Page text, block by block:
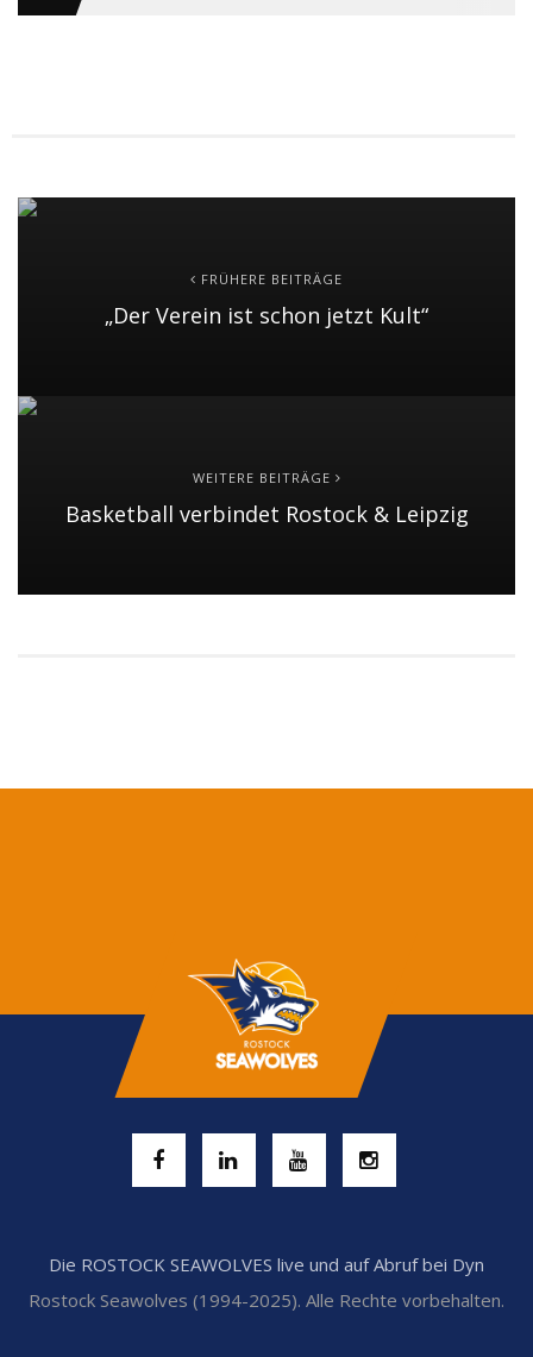
FRÜHERE BEITRÄGE
„Der Verein ist schon jetzt Kult“
WEITERE BEITRÄGE
Basketball verbindet Rostock & Leipzig
Die ROSTOCK SEAWOLVES live und auf Abruf bei Dyn
Rostock Seawolves (1994-2025). Alle Rechte vorbehalten.